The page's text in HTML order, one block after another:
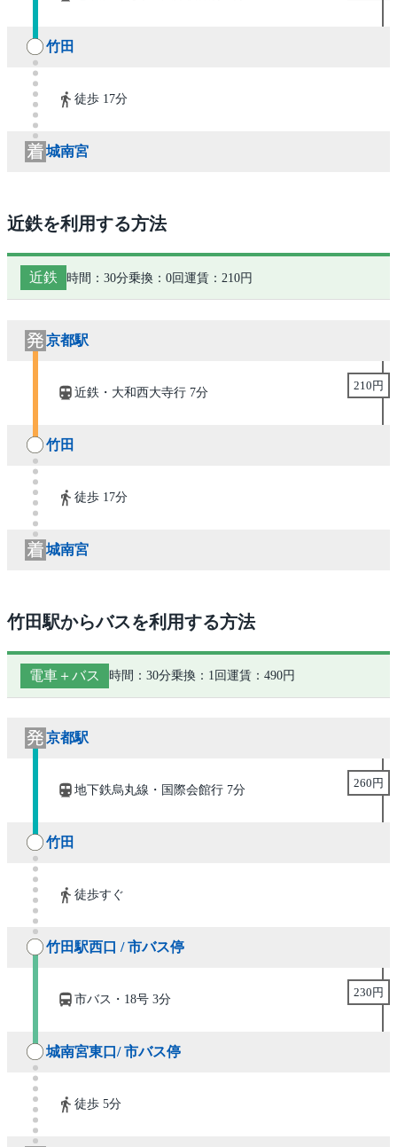
竹田
徒歩 17分
城南宮
近鉄を利用する方法
近鉄 時間：30分乗換：0回 運賃：210円
京都駅
近鉄・大和西大寺行 7分
210円
竹田
徒歩 17分
城南宮
竹田駅からバスを利用する方法
電車＋バス 時間：30分乗換：1回運賃：490円
京都駅
地下鉄烏丸線・国際会館行 7分
260円
竹田
徒歩すぐ
竹田駅西口 / 市バス停
市バス・18号 3分
230円
城南宮東口/ 市バス停
徒歩 5分